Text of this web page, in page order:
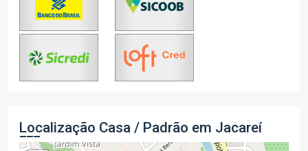
Localização Casa / Padrão em Jacareí